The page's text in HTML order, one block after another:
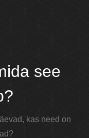
see
kas need on